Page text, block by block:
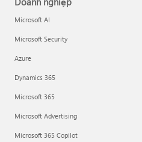
Microsoft AI
Microsoft Security
Azure
Dynamics 365
Microsoft 365
Microsoft Advertising
Microsoft 365 Copilot